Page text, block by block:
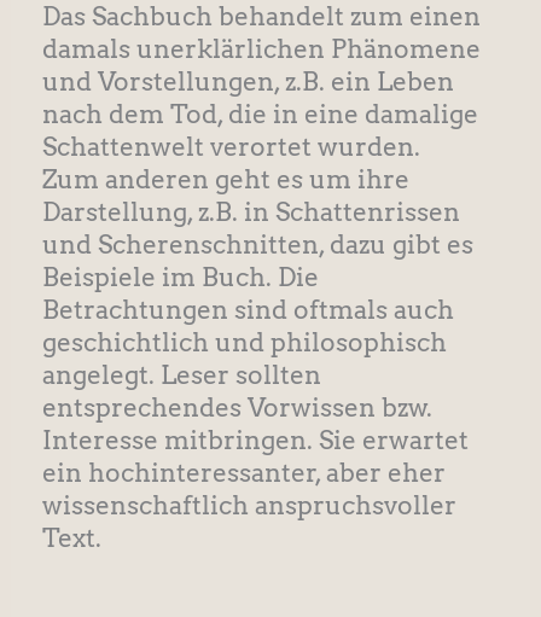
Das Sachbuch behandelt zum einen
damals unerklärlichen Phänomene
und Vorstellungen, z.B. ein Leben
nach dem Tod, die in eine damalige
Schattenwelt verortet wurden.
Zum anderen geht es um ihre
Darstellung, z.B. in Schattenrissen
und Scherenschnitten, dazu gibt es
Beispiele im Buch. Die
Betrachtungen sind oftmals auch
geschichtlich und philosophisch
angelegt. Leser sollten
entsprechendes Vorwissen bzw.
Interesse mitbringen. Sie erwartet
ein hochinteressanter, aber eher
wissenschaftlich anspruchsvoller
Text.